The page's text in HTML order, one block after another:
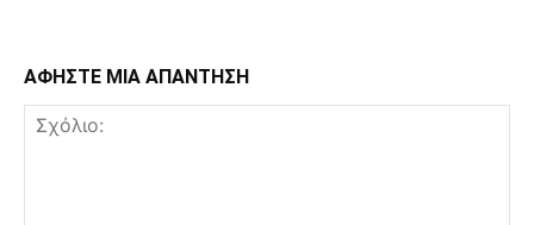
ΑΦΗΣΤΕ ΜΙΑ ΑΠΑΝΤΗΣΗ